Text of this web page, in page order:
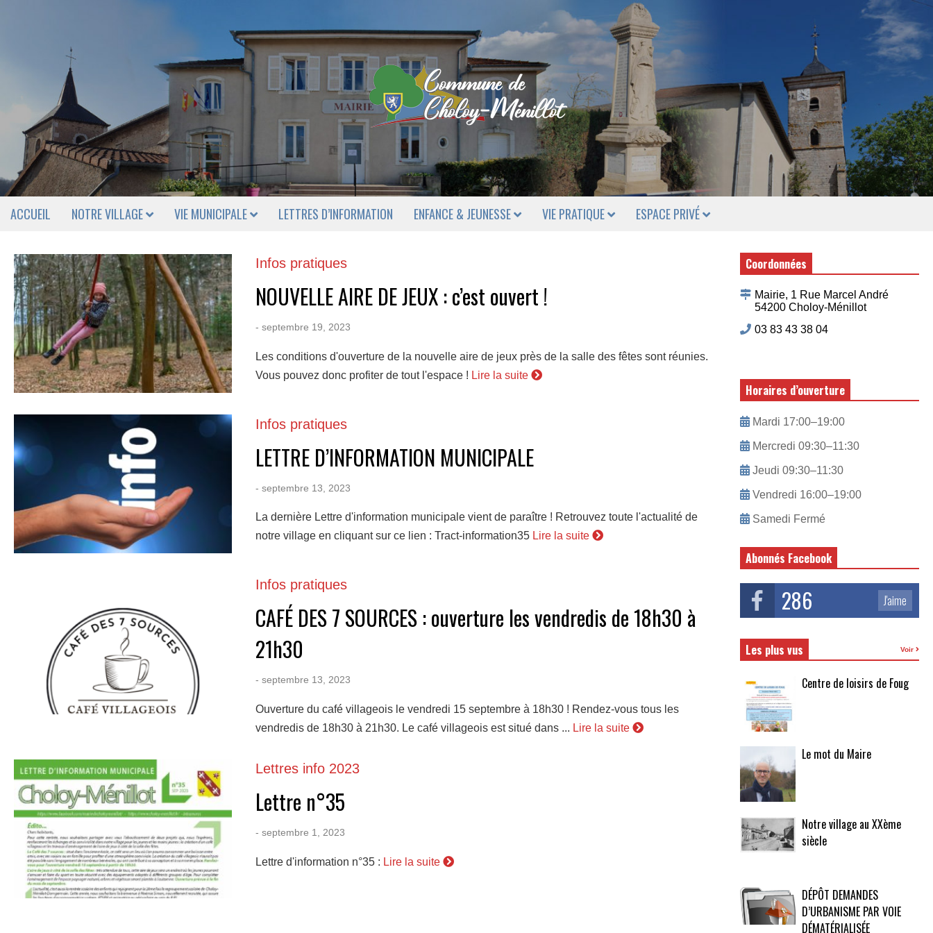
ACCUEIL NOTRE VILLAGE VIE MUNICIPALE LETTRES D’INFORMATION ENFANCE & JEUNESSE VIE PRATIQUE ESPACE PRIVÉ
Infos pratiques
NOUVELLE AIRE DE JEUX : c’est ouvert !
- septembre 19, 2023
Les conditions d'ouverture de la nouvelle aire de jeux près de la salle des fêtes sont réunies.
Vous pouvez donc profiter de tout l'espace ! Lire la suite
Infos pratiques
LETTRE D’INFORMATION MUNICIPALE
- septembre 13, 2023
La dernière Lettre d'information municipale vient de paraître ! Retrouvez toute l'actualité de
notre village en cliquant sur ce lien : Tract-information35 Lire la suite
Infos pratiques
CAFÉ DES 7 SOURCES : ouverture les vendredis de 18h30 à
21h30
- septembre 13, 2023
Ouverture du café villageois le vendredi 15 septembre à 18h30 ! Rendez-vous tous les
vendredis de 18h30 à 21h30. Le café villageois est situé dans ... Lire la suite
Lettres info 2023
Lettre n°35
- septembre 1, 2023
Lettre d'information n°35 : Lire la suite
Coordonnées
Mairie, 1 Rue Marcel André
54200 Choloy-Ménillot
03 83 43 38 04
Horaires d’ouverture
Mardi 17:00–19:00
Mercredi 09:30–11:30
Jeudi 09:30–11:30
Vendredi 16:00–19:00
Samedi Fermé
Abonnés Facebook
286 J'aime
Les plus vus Voir
Centre de loisirs de Foug
Le mot du Maire
Notre village au XXème
siècle
DÉPÔT DEMANDES
D’URBANISME PAR VOIE
DÉMATÉRIALISÉE